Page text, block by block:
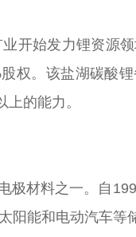
始发力锂资源领
权。该盐湖碳酸
的能力。
材料之一。自
阳能和电动汽车